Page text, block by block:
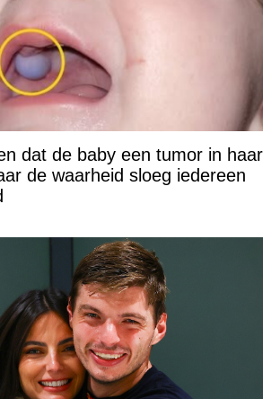
dat de baby een tumor in haar
de waarheid sloeg iedereen